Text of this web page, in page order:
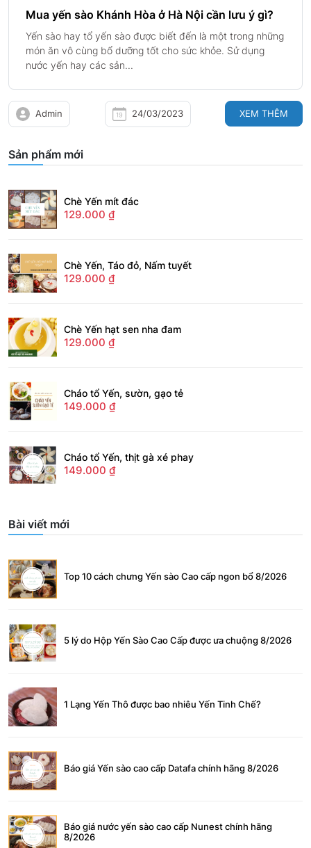
Mua yến sào Khánh Hòa ở Hà Nội cần lưu ý gì?
Yến sào hay tổ yến sào được biết đến là một trong những
món ăn vô cùng bổ dưỡng tốt cho sức khỏe. Sử dụng
nước yến hay các sản...
Admin 24/03/2023 XEM THÊM
Sản phẩm mới
Chè Yến mít đác
129.000 ₫
Chè Yến, Táo đỏ, Nấm tuyết
129.000 ₫
Chè Yến hạt sen nha đam
129.000 ₫
Cháo tổ Yến, sườn, gạo tẻ
149.000 ₫
Cháo tổ Yến, thịt gà xé phay
149.000 ₫
Bài viết mới
Top 10 cách chưng Yến sào Cao cấp ngon bổ 8/2026
5 lý do Hộp Yến Sào Cao Cấp được ưa chuộng 8/2026
1 Lạng Yến Thô được bao nhiêu Yến Tinh Chế?
Báo giá Yến sào cao cấp Datafa chính hãng 8/2026
Báo giá nước yến sào cao cấp Nunest chính hãng
8/2026